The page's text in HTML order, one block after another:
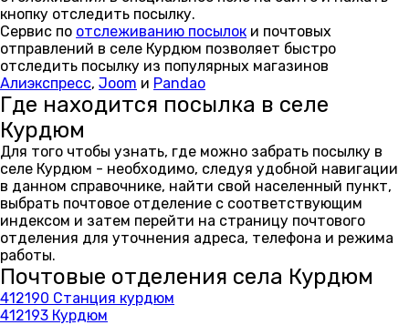
кнопку отследить посылку.
Сервис по отслеживанию посылок и почтовых
отправлений в селе Курдюм позволяет быстро
отследить посылку из популярных магазинов
Алиэкспресс, Joom и Pandao
Где находится посылка в селе
Курдюм
Для того чтобы узнать, где можно забрать посылку в
селе Курдюм - необходимо, следуя удобной навигации
в данном справочнике, найти свой населенный пункт,
выбрать почтовое отделение с соответствующим
индексом и затем перейти на страницу почтового
отделения для уточнения адреса, телефона и режима
работы.
Почтовые отделения села Курдюм
412190 Станция курдюм
412193 Курдюм